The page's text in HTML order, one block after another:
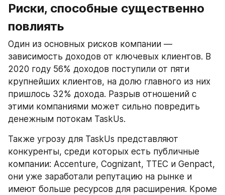
Риски, способные существенно
повлиять
Один из основных рисков компании —
зависимость доходов от ключевых клиентов. В
2020 году 56% доходов поступили от пяти
крупнейших клиентов, на долю главного из них
пришлось 32% дохода. Разрыв отношений с
этими компаниями может сильно повредить
денежным потокам TaskUs.
Также угрозу для TaskUs представляют
конкуренты, среди которых есть публичные
компании: Accenture, Cognizant, TTEC и Genpact,
они уже заработали репутацию на рынке и
имеют больше ресурсов для расширения. Кроме